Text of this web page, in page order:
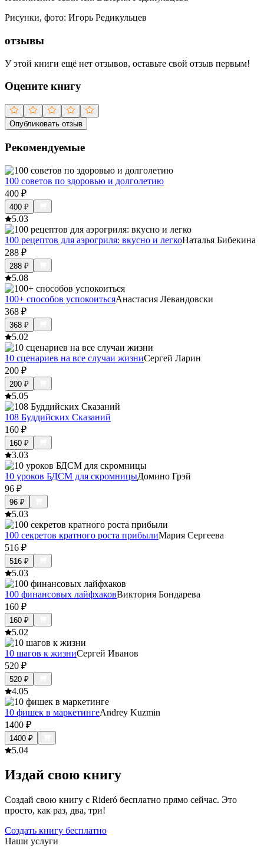
Рисунки, фото: Игорь Редикульцев
отзывы
У этой книги ещё нет отзывов, оставьте свой отзыв первым!
Оцените книгу
Опубликовать отзыв
Рекомендуемые
100 советов по здоровью и долголетию
400 ₽
400 ₽
5.03
100 рецептов для аэрогриля: вкусно и легкоНаталья Бибекина
288 ₽
288 ₽
5.08
100+ способов успокоитьсяАнастасия Левандовски
368 ₽
368 ₽
5.02
10 сценариев на все случаи жизниСергей Ларин
200 ₽
200 ₽
5.05
108 Буддийских Сказаний
160 ₽
160 ₽
3.03
10 уроков БДСМ для скромницыДомино Грэй
96 ₽
96 ₽
5.03
100 секретов кратного роста прибылиМария Сергеева
516 ₽
516 ₽
5.03
100 финансовых лайфхаковВиктория Бондарева
160 ₽
160 ₽
5.02
10 шагов к жизниСергей Иванов
520 ₽
520 ₽
4.05
10 фишек в маркетингеAndrey Kuzmin
1400 ₽
1400 ₽
5.04
Издай свою книгу
Создай свою книгу с Rideró бесплатно прямо сейчас. Это
просто, как раз, два, три!
Создать книгу бесплатно
Наши услуги